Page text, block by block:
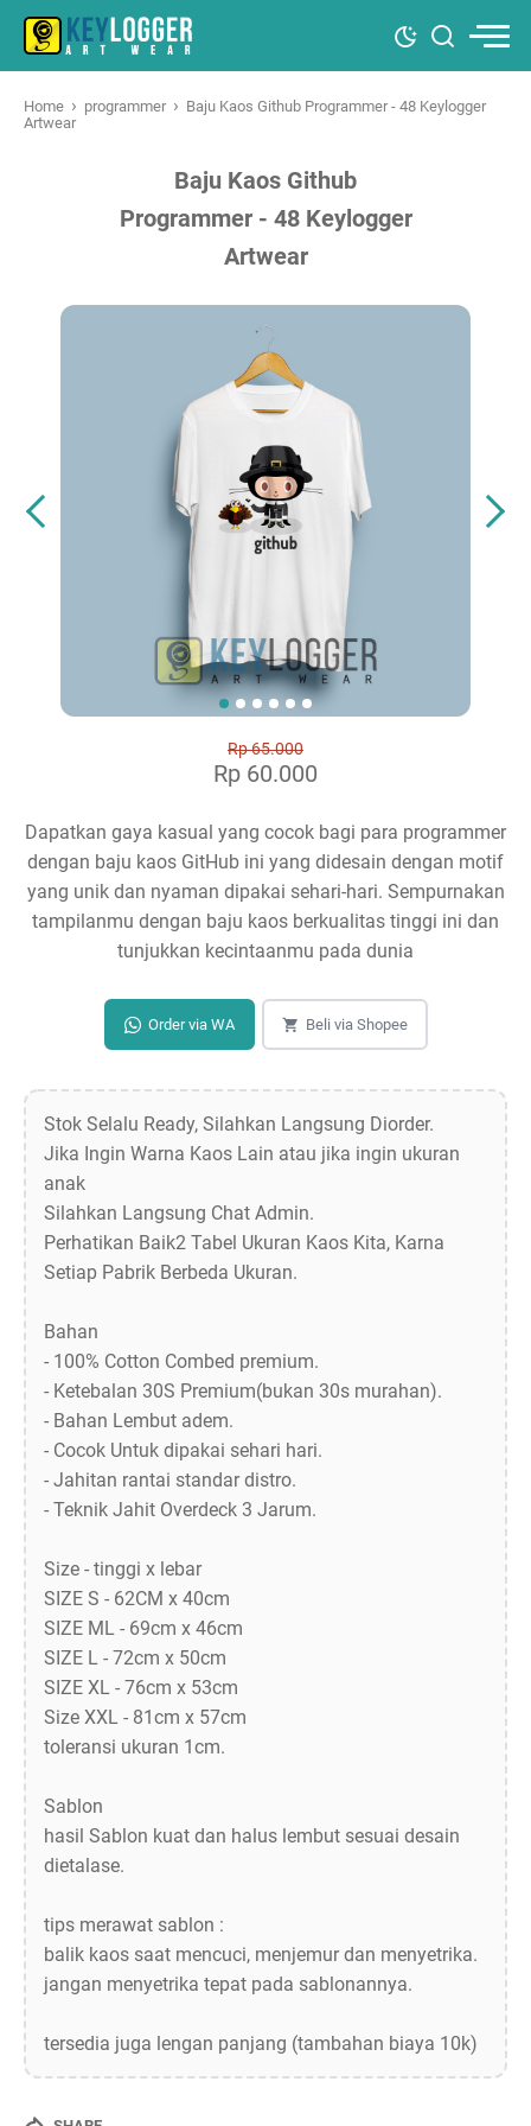
Home › programmer › Baju Kaos Github Programmer - 48 Keylogger
Artwear
Baju Kaos Github
Programmer - 48 Keylogger
Artwear
Rp 65.000
Rp 60.000
Dapatkan gaya kasual yang cocok bagi para programmer
dengan baju kaos GitHub ini yang didesain dengan motif
yang unik dan nyaman dipakai sehari-hari. Sempurnakan
tampilanmu dengan baju kaos berkualitas tinggi ini dan
tunjukkan kecintaanmu pada dunia
Order via WA Beli via Shopee
Stok Selalu Ready, Silahkan Langsung Diorder.
Jika Ingin Warna Kaos Lain atau jika ingin ukuran
anak
Silahkan Langsung Chat Admin.
Perhatikan Baik2 Tabel Ukuran Kaos Kita, Karna
Setiap Pabrik Berbeda Ukuran.
Bahan
- 100% Cotton Combed premium.
- Ketebalan 30S Premium(bukan 30s murahan).
- Bahan Lembut adem.
- Cocok Untuk dipakai sehari hari.
- Jahitan rantai standar distro.
- Teknik Jahit Overdeck 3 Jarum.
Size - tinggi x lebar
SIZE S - 62CM x 40cm
SIZE ML - 69cm x 46cm
SIZE L - 72cm x 50cm
SIZE XL - 76cm x 53cm
Size XXL - 81cm x 57cm
toleransi ukuran 1cm.
Sablon
hasil Sablon kuat dan halus lembut sesuai desain
dietalase.
tips merawat sablon :
balik kaos saat mencuci, menjemur dan menyetrika.
jangan menyetrika tepat pada sablonannya.
tersedia juga lengan panjang (tambahan biaya 10k)